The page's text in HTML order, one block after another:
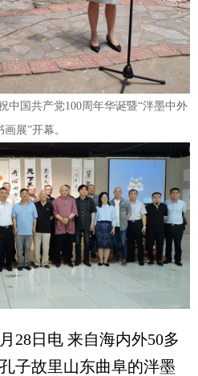
国共产党100周年华诞暨“泮墨中外
展”开幕。
日电 来自海内外50多
子故里山东曲阜的泮墨